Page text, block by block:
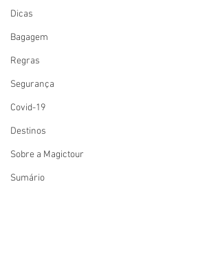
Dicas
Bagagem
Regras
Segurança
Covid-19
Destinos
Sobre a Magictour
Sumário